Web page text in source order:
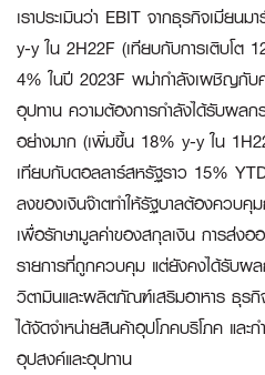
เราประเมินว่า EBIT จากธุรกิจเมียน
y-y ใน 2H22F (เทียบกับการเติบโต
4% ในปี 2023F พม่ากำลังเผชิญกับ
อุปทาน ความต้องการกำลังได้รับผลก
อย่างมาก (เพิ่มขึ้น 18% y-y ใน
เทียบกับดอลลาร์สหรัฐราว 15%
ลงของเงินจ๊าตทำให้รัฐบาลต้องควบคุ
เพื่อรักษามูลค่าของสกุลเงิน การส่งอ
รายการที่ถูกควบคุม แต่ยังคงได้รับผ
วิตามินและผลิตภัณฑ์เสริมอาหาร ธุร
ได้จัดจำหน่ายสินค้าอุปโภคบริโภค และ
อุปสงค์และอุปทาน